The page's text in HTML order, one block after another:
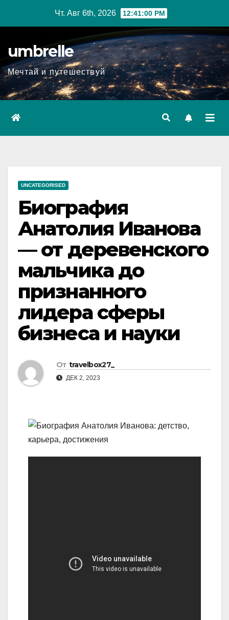
Чт. Авг 6th, 2026 12:41:01 PM
umbrelle
Мечтай и путешествуй
UNCATEGORISED
Биография
Анатолия Иванова
— от деревенского
мальчика до
признанного
лидера сферы
бизнеса и науки
От travelbox27_
ДЕК 2, 2023